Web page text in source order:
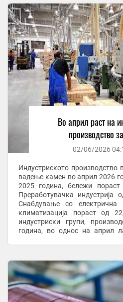
Во април раст на
производство
02/06/2026
Индустриското производство
вадење камен во април 2026
2025 година, бележи
Преработувачка индустрија
Снабдување со електрична
климатизација пораст од
индустриски групи,
година, во однос на април